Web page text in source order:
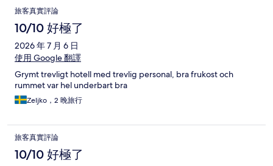
評
論
旅客真實評論
10/10 好極了
2026 年 7 月 6 日
使用 Google 翻譯
Grymt trevligt hotell med trevlig personal, bra frukost och
rummet var hel underbart bra
Zeljko，2 晚旅行
旅客真實評論
10/10 好極了